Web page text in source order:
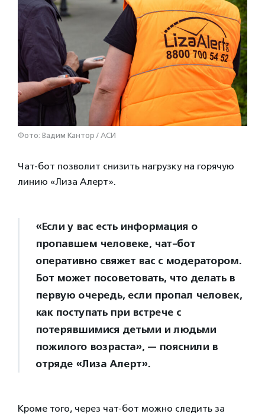
Фото: Вадим Кантор / АСИ
Чат-бот позволит снизить нагрузку на горячую
линию «Лиза Алерт».
«Если у вас есть информация о
пропавшем человеке, чат-бот
оперативно свяжет вас с модератором.
Бот может посоветовать, что делать в
первую очередь, если пропал человек,
как поступать при встрече с
потерявшимися детьми и людьми
пожилого возраста», — пояснили в
отряде «Лиза Алерт».
Кроме того, через чат-бот можно следить за